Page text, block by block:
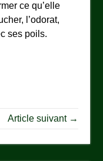
ce qu’elle
l’odorat,
ses poils.
Article suivant →